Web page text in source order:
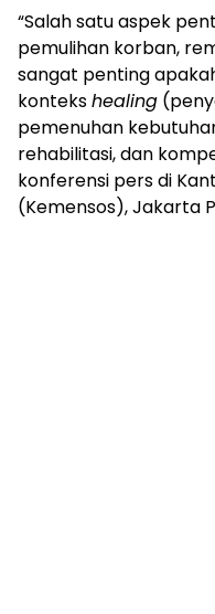
bergaya
mengandung
unsur
edukasi,
gaya
hidup,
hiburan,
bebas
dari
“Salah satu aspek
pemulihan korban,
sangat penting
kontekshealing
pemenuhan
rehabilitasi, dan
konferensi pers di
(Kemensos), Jakarta